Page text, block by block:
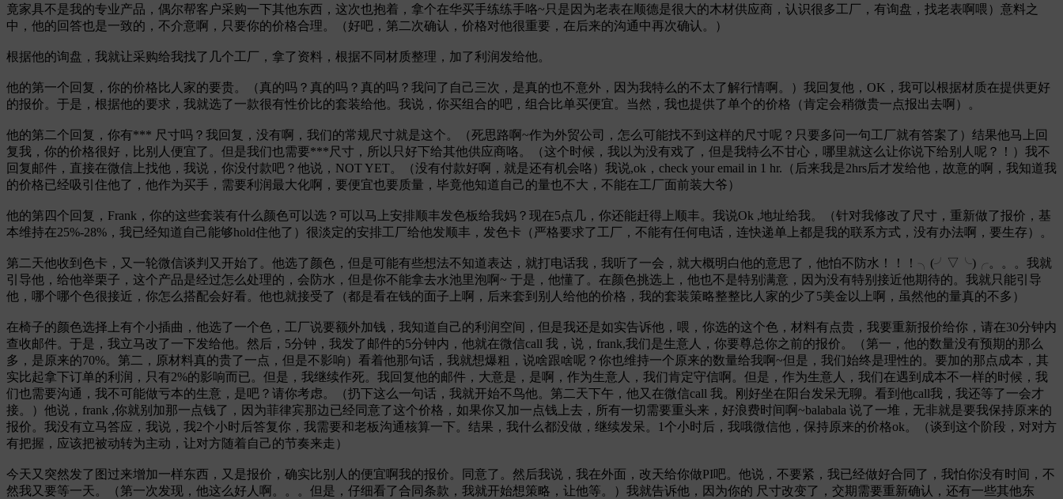
竟家具不是我的专业产品，偶尔帮客户采购一下其他东西，这次也抱着，拿个在华买手练练手咯~只是因为老表在顺德是很大的木材供应商，认识很多工厂，有询盘，找老表啊喂）意料之
中，他的回答也是一致的，不介意啊，只要你的价格合理。（好吧，第二次确认，价格对他很重要，在后来的沟通中再次确认。）
根据他的询盘，我就让采购给我找了几个工厂，拿了资料，根据不同材质整理，加了利润发给他。
他的第一个回复，你的价格比人家的要贵。（真的吗？真的吗？真的吗？我问了自己三次，是真的也不意外，因为我特么的不太了解行情啊。）我回复他，OK，我可以根据材质在提供更好
的报价。于是，根据他的要求，我就选了一款很有性价比的套装给他。我说，你买组合的吧，组合比单买便宜。当然，我也提供了单个的价格（肯定会稍微贵一点报出去啊）。
他的第二个回复，你有*** 尺寸吗？我回复，没有啊，我们的常规尺寸就是这个。（死思路啊~作为外贸公司，怎么可能找不到这样的尺寸呢？只要多问一句工厂就有答案了）结果他马上回
复我，你的价格很好，比别人便宜了。但是我们也需要***尺寸，所以只好下给其他供应商咯。（这个时候，我以为没有戏了，但是我特么不甘心，哪里就这么让你说下给别人呢？！）我不
回复邮件，直接在微信上找他，我说，你没付款吧？他说，NOT YET。（没有付款好啊，就是还有机会咯）我说,ok，check your email in 1 hr.（后来我是2hrs后才发给他，故意的啊，我知道我
的价格已经吸引住他了，他作为买手，需要利润最大化啊，要便宜也要质量，毕竟他知道自己的量也不大，不能在工厂面前装大爷）
他的第四个回复，Frank，你的这些套装有什么颜色可以选？可以马上安排顺丰发色板给我妈？现在5点几，你还能赶得上顺丰。我说Ok ,地址给我。（针对我修改了尺寸，重新做了报价，基
本维持在25%-28%，我已经知道自己能够hold住他了）很淡定的安排工厂给他发顺丰，发色卡（严格要求了工厂，不能有任何电话，连快递单上都是我的联系方式，没有办法啊，要生存）。
第二天他收到色卡，又一轮微信谈判又开始了。他选了颜色，但是可能有些想法不知道表达，就打电话我，我听了一会，就大概明白他的意思了，他怕不防水！！！╮(╯▽╰)╭。。。我就
引导他，给他举栗子，这个产品是经过怎么处理的，会防水，但是你不能拿去水池里泡啊~ 于是，他懂了。在颜色挑选上，他也不是特别满意，因为没有特别接近他期待的。我就只能引导
他，哪个哪个色很接近，你怎么搭配会好看。他也就接受了（都是看在钱的面子上啊，后来套到别人给他的价格，我的套装策略整整比人家的少了5美金以上啊，虽然他的量真的不多）
在椅子的颜色选择上有个小插曲，他选了一个色，工厂说要额外加钱，我知道自己的利润空间，但是我还是如实告诉他，喂，你选的这个色，材料有点贵，我要重新报价给你，请在30分钟内
查收邮件。于是，我立马改了一下发给他。然后，5分钟，我发了邮件的5分钟内，他就在微信call 我，说，frank,我们是生意人，你要尊总你之前的报价。（第一，他的数量没有预期的那么
多，是原来的70%。第二，原材料真的贵了一点，但是不影响）看着他那句话，我就想爆粗，说啥跟啥呢？你也维持一个原来的数量给我啊~但是，我们始终是理性的。要加的那点成本，其
实比起拿下订单的利润，只有2%的影响而已。但是，我继续作死。我回复他的邮件，大意是，是啊，作为生意人，我们肯定守信啊。但是，作为生意人，我们在遇到成本不一样的时候，我
们也需要沟通，我不可能做亏本的生意，是吧？请你考虑。（扔下这么一句话，我就开始不鸟他。第二天下午，他又在微信call 我。刚好坐在阳台发呆无聊。看到他call我，我还等了一会才
接。）他说，frank ,你就别加那一点钱了，因为菲律宾那边已经同意了这个价格，如果你又加一点钱上去，所有一切需要重头来，好浪费时间啊~balabala 说了一堆，无非就是要我保持原来的
报价。我没有立马答应，我说，我2个小时后答复你，我需要和老板沟通核算一下。结果，我什么都没做，继续发呆。1个小时后，我哦微信他，保持原来的价格ok。（谈到这个阶段，对对方
有把握，应该把被动转为主动，让对方随着自己的节奏来走）
今天又突然发了图过来增加一样东西，又是报价，确实比别人的便宜啊我的报价。同意了。然后我说，我在外面，改天给你做PI吧。他说，不要紧，我已经做好合同了，我怕你没有时间，不
然我又要等一天。（第一次发现，他这么好人啊。。。但是，仔细看了合同条款，我就开始想策略，让他等。）我就告诉他，因为你的 尺寸改变了，交期需要重新确认，还有一些其他东